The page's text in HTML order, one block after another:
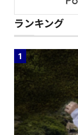
ランキング
1